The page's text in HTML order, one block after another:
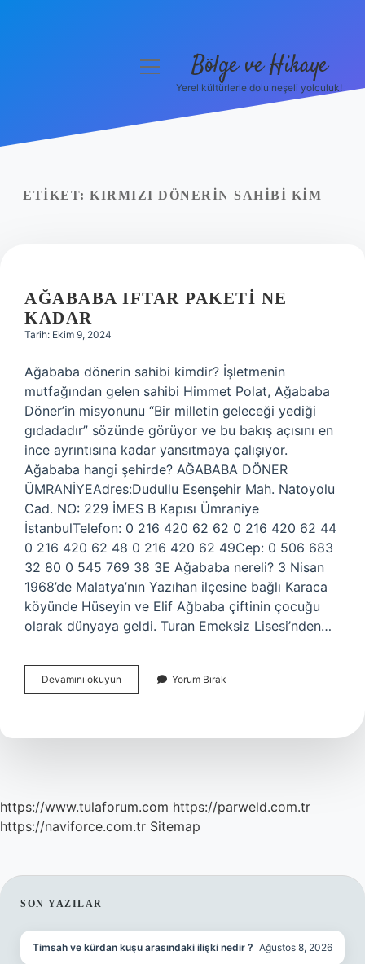
Yasal Uyarı
menüyü
Bölge ve Hikaye
Yerel kültürlerle dolu neşeli yolculuk!
ETIKET: KIRMIZI DÖNERIN SAHIBI KIM
AĞABABA IFTAR PAKETI NE
KADAR
Tarih: Ekim 9, 2024
Ağababa dönerin sahibi kimdir? İşletmenin
mutfağından gelen sahibi Himmet Polat, Ağababa
Döner’in misyonunu “Bir milletin geleceği yediği
gıdadadır” sözünde görüyor ve bu bakış açısını en
ince ayrıntısına kadar yansıtmaya çalışıyor.
Ağababa hangi şehirde? AĞABABA DÖNER
ÜMRANİYEAdres:Dudullu Esenşehir Mah. Natoyolu
Cad. NO: 229 İMES B Kapısı Ümraniye
İstanbulTelefon: 0 216 420 62 62 0 216 420 62 44
0 216 420 62 48 0 216 420 62 49Cep: 0 506 683
32 80 0 545 769 38 3E Ağababa nereli? 3 Nisan
1968’de Malatya’nın Yazıhan ilçesine bağlı Karaca
köyünde Hüseyin ve Elif Ağbaba çiftinin çocuğu
olarak dünyaya geldi. Turan Emeksiz Lisesi’nden…
Devamını okuyun Ağababa
Iftar
Kadar
Yorum Bırak
https://www.tulaforum.com https://parweld.com.tr
https://naviforce.com.tr Sitemap
SIDEBAR
SON YAZILAR
Timsah ve kürdan kuşu arasındaki ilişki nedir ? Ağustos 8, 2026